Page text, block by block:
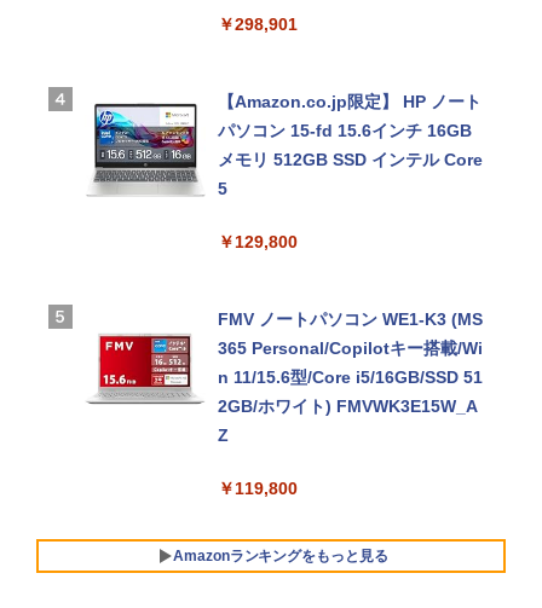
￥298,901
【Amazon.co.jp限定】 HP ノート
パソコン 15-fd 15.6インチ 16GB
メモリ 512GB SSD インテル Core
5
￥129,800
FMV ノートパソコン WE1-K3 (MS
365 Personal/Copilotキー搭載/Wi
n 11/15.6型/Core i5/16GB/SSD 51
2GB/ホワイト) FMVWK3E15W_A
Z
￥119,800
Amazonランキングをもっと見る